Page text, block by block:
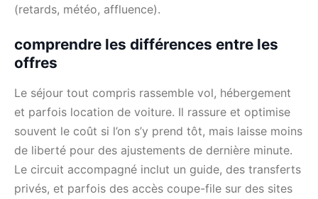
(retards, météo, affluence).
comprendre les différences entre les
offres
Le séjour tout compris rassemble vol, hébergement
et parfois location de voiture. Il rassure et optimise
souvent le coût si l’on s’y prend tôt, mais laisse moins
de liberté pour des ajustements de dernière minute.
Le circuit accompagné inclut un guide, des transferts
privés, et parfois des accès coupe-file sur des sites